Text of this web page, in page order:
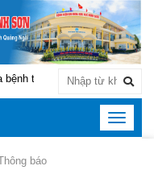
tại Bệnh viện Đa khoa khu
Toggle
báo